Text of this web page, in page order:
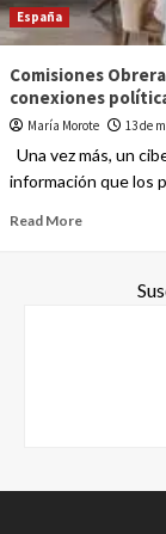
España
Comisiones
conexiones
María Morote 13 de
Una vez más, un
información que los
Read More